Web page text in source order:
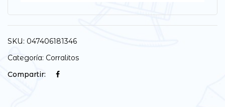
SKU: 047406181346
Categoría: Corralitos
Compartir: